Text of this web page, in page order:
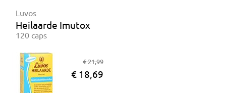
Luvos
Heilaarde Imutox
120 caps
€ 21,99
€ 18,69